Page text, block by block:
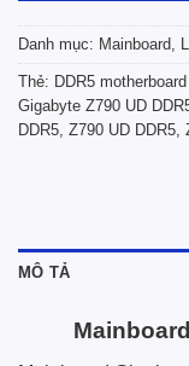
Danh mục: Mainboard,
Thẻ: DDR5
Gigabyte Z790 UD
DDR5, Z790 UD DDR5,
MÔ TẢ